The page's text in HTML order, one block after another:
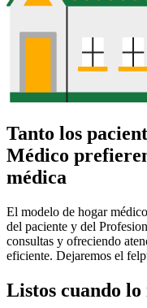
Tanto los
Médico
médica
El modelo de hogar
del paciente y del
consultas y ofreciendo
eficiente. Dejaremos el
Listos cuando lo